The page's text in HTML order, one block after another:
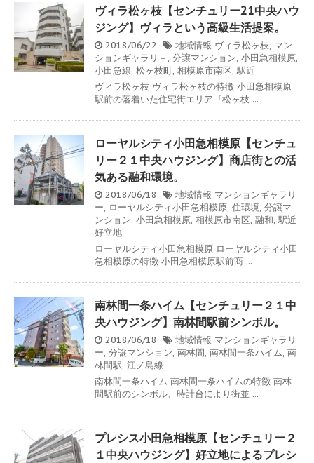
ヴィラ松ヶ枝【センチュリー21中央ハウ
ジング】ヴィラという高級生活提案。
2018/06/22 地域情報 ヴィラ松ヶ枝, マン
ションギャラリ－ , 分譲マンション, 小田急相模原,
小田急線, 松ヶ枝町, 相模原市南区, 駅近
ヴィラ松ヶ枝 ヴィラ松ヶ枝の特徴 小田急相模原
駅前の落着いた住宅街エリア『松ヶ枝 ...
ローヤルシティ小田急相模原【センチュ
リー２１中央ハウジング】商店街との活
気ある融和環境。
2018/06/18 地域情報 マンションギャラリ
ー, ローヤルシティ小田急相模原, 住環境, 分譲マ
ンション, 小田急相模原, 相模原市南区, 融和, 駅近
好立地
ローヤルシティ小田急相模原 ローヤルシティ小田
急相模原の特徴 小田急相模原駅前商 ...
南林間一条ハイム【センチュリー２１中
央ハウジング】南林間駅前シンボル。
2018/06/18 地域情報 マンションギャラリ
ー, 分譲マンション, 南林間, 南林間一条ハイム, 南
林間駅, 江ノ島線
南林間一条ハイム 南林間一条ハイムの特徴 南林
間駅前のシンボル、時計台により街並 ...
プレシス小田急相模原【センチュリー２
１中央ハウジング】好立地によるプレシ